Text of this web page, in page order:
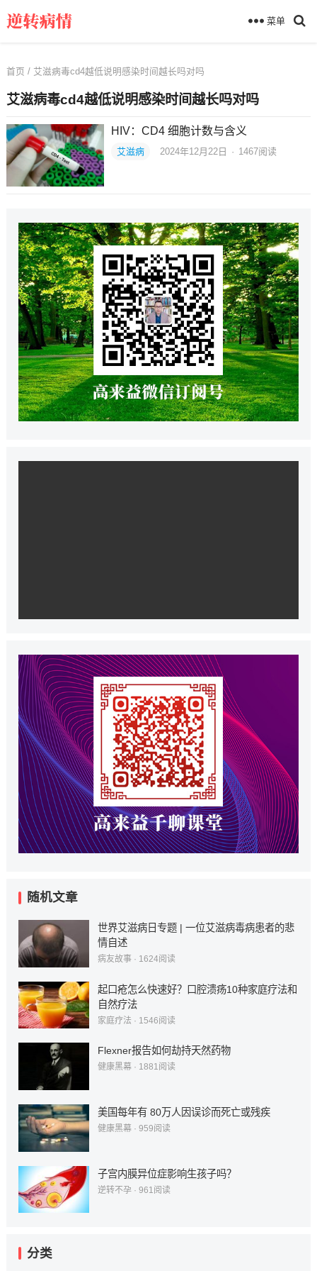
菜单
首页 / 艾滋病毒cd4越低说明感染时间越长吗对吗
艾滋病毒cd4越低说明感染时间越长吗对吗
HIV：CD4 细胞计数与含义
艾滋病 2024年12月22日 · 1467阅读
随机文章
世界艾滋病日专题 | 一位艾滋病毒病患者的悲
情自述
病友故事· 1624阅读
起口疮怎么快速好？口腔溃疡10种家庭疗法和
自然疗法
家庭疗法 · 1546阅读
Flexner报告如何劫持天然药物
健康黑幕· 1881阅读
美国每年有 80万人因误诊而死亡或残疾
健康黑幕· 959阅读
子宫内膜异位症影响生孩子吗？
逆转不孕· 961 阅读
分类